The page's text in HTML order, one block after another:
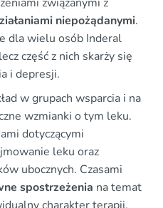
niepożądanymi.
dla wielu osób Inderal
część z nich skarży się
i depresji.
w grupach wsparcia i na
wzmianki o tym leku.
dotyczącymi
leku oraz
ubocznych. Czasami
spostrzeżenia na temat